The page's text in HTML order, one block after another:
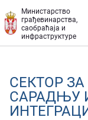
Министарство
грађевинарства,
саобраћаја и
инфраструктуре
СЕКТОР
САРАДЊУ